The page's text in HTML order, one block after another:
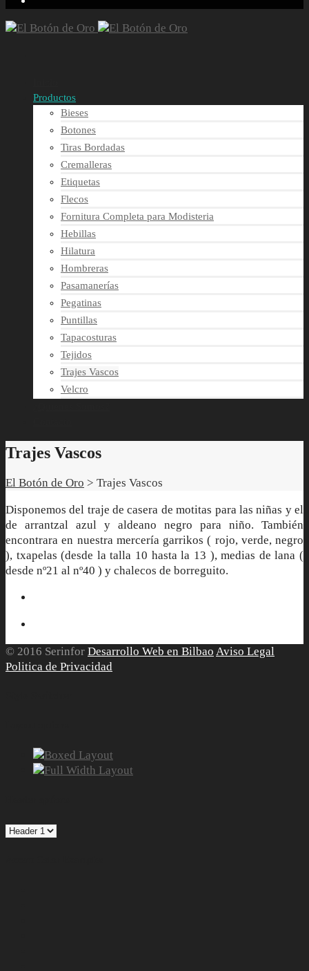
Productos
Bieses
Botones
Tiras Bordadas
Cremalleras
Etiquetas
Flecos
Fornitura Completa para Modisteria
Hebillas
Hilatura
Hombreras
Pasamanerías
Pegatinas
Puntillas
Tapacosturas
Tejidos
Trajes Vascos
Velcro
Trajes Vascos
El Botón de Oro > Trajes Vascos
Disponemos del traje de casera de motitas para las niñas y el
de arrantzal azul y aldeano negro para niño. También
encontrara en nuestra mercería garrikos ( rojo, verde, negro
), txapelas (desde la talla 10 hasta la 13 ), medias de lana (
desde nº21 al nº40 ) y chalecos de borreguito.
© 2016 Serinfor Desarrollo Web en Bilbao Aviso Legal
Politica de Privacidad